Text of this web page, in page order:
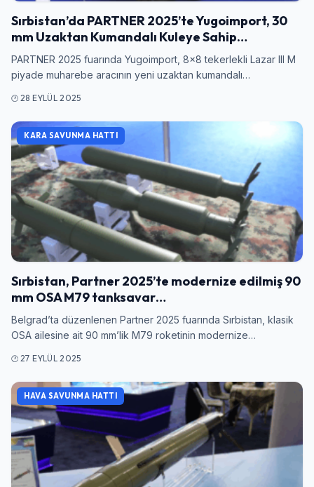
Sırbistan’da PARTNER 2025’te Yugoimport, 30
mm Uzaktan Kumandalı Kuleye Sahip…
PARTNER 2025 fuarında Yugoimport, 8×8 tekerlekli Lazar III M
piyade muharebe aracının yeni uzaktan kumandalı…
28 EYLÜL 2025
KARA SAVUNMA HATTI
Sırbistan, Partner 2025’te modernize edilmiş 90
mm OSA M79 tanksavar…
Belgrad’ta düzenlenen Partner 2025 fuarında Sırbistan, klasik
OSA ailesine ait 90 mm’lik M79 roketinin modernize…
27 EYLÜL 2025
HAVA SAVUNMA HATTI